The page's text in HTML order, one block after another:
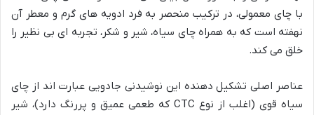
با چای معمولی، در ترکیب منحصر به فرد ادویه های گرم و معطر آن
نهفته است که به همراه چای سیاه، شیر و شکر، تجربه ای بی نظیر را
خلق می کند.
عناصر اصلی تشکیل دهنده این نوشیدنی جادویی عبارت اند از چای
سیاه قوی (اغلب از نوع CTC که طعمی عمیق و پررنگ دارد)، شیر